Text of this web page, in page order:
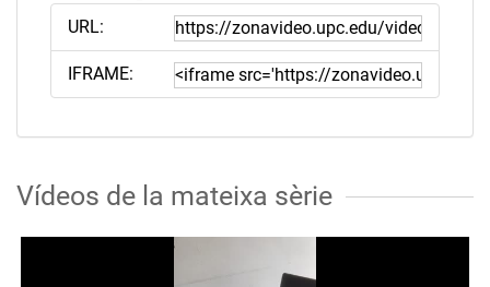
URL:
IFRAME:
Vídeos de la mateixa sèrie